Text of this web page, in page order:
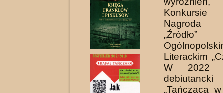
Konkursie
Nagroda
Lite­rackim
W 2022
„Tańcząca